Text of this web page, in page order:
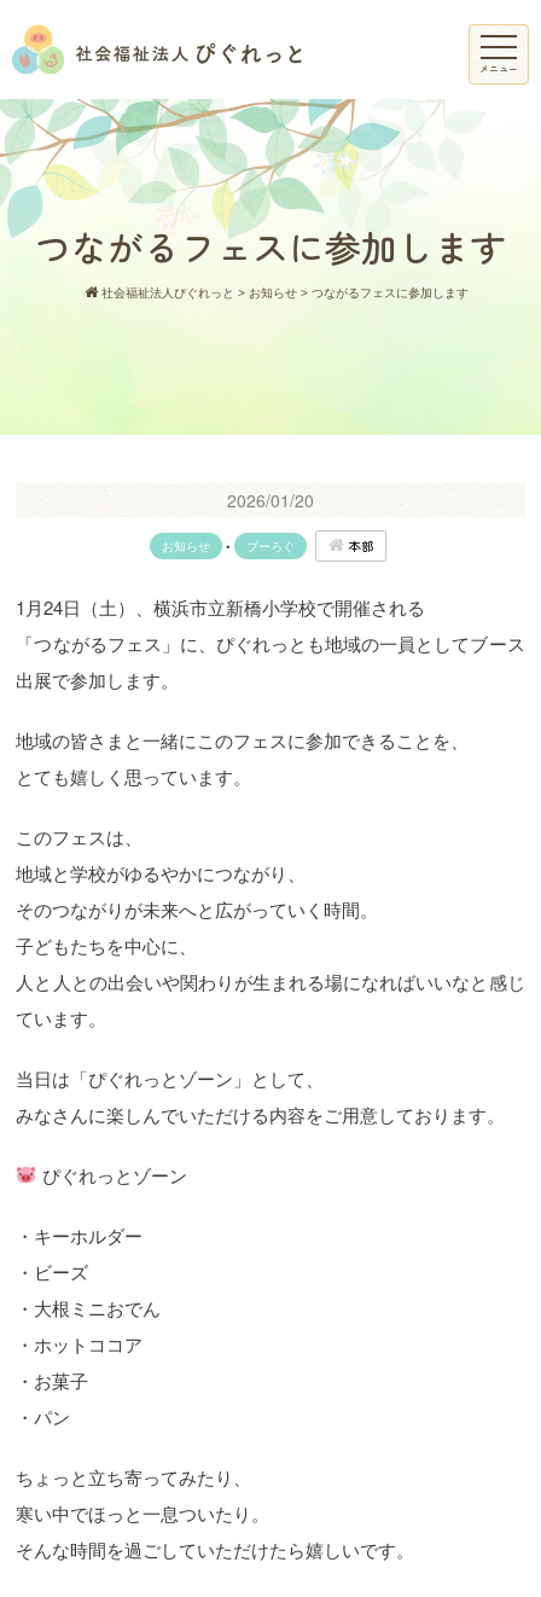
メニュー
つながるフェスに参加します
社会福祉法人ぴぐれっと > お知らせ > つながるフェスに参加します
2026/01/20
お知らせ • ブーろぐ 本部
1月24日（土）、横浜市立新橋小学校で開催される
「つながるフェス」に、ぴぐれっとも地域の一員としてブース
出展で参加します。
地域の皆さまと一緒にこのフェスに参加できることを、
とても嬉しく思っています。
このフェスは、
地域と学校がゆるやかにつながり、
そのつながりが未来へと広がっていく時間。
子どもたちを中心に、
人と人との出会いや関わりが生まれる場になればいいなと感じ
ています。
当日は「ぴぐれっとゾーン」として、
みなさんに楽しんでいただける内容をご用意しております。
ぴぐれっとゾーン
・キーホルダー
・ビーズ
・大根ミニおでん
・ホットココア
・お菓子
・パン
ちょっと立ち寄ってみたり、
寒い中でほっと一息ついたり。
そんな時間を過ごしていただけたら嬉しいです。